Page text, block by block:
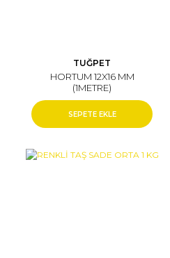
TUĞPET
HORTUM 12X16 MM
(1METRE)
SEPETE EKLE